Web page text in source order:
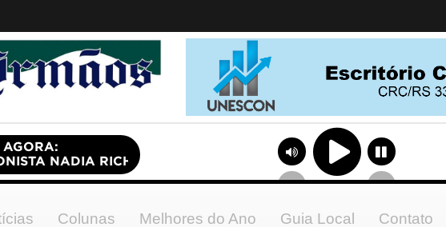
Colunas Melhores do Ano Guia Local Contato